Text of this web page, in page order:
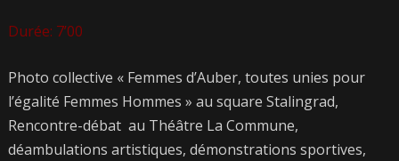
Durée: 7’00
Photo collective « Femmes d’Auber, toutes unies pour
l’égalité Femmes Hommes » au square Stalingrad,
Rencontre-débat au Théâtre La Commune,
déambulations artistiques, démonstrations sportives,